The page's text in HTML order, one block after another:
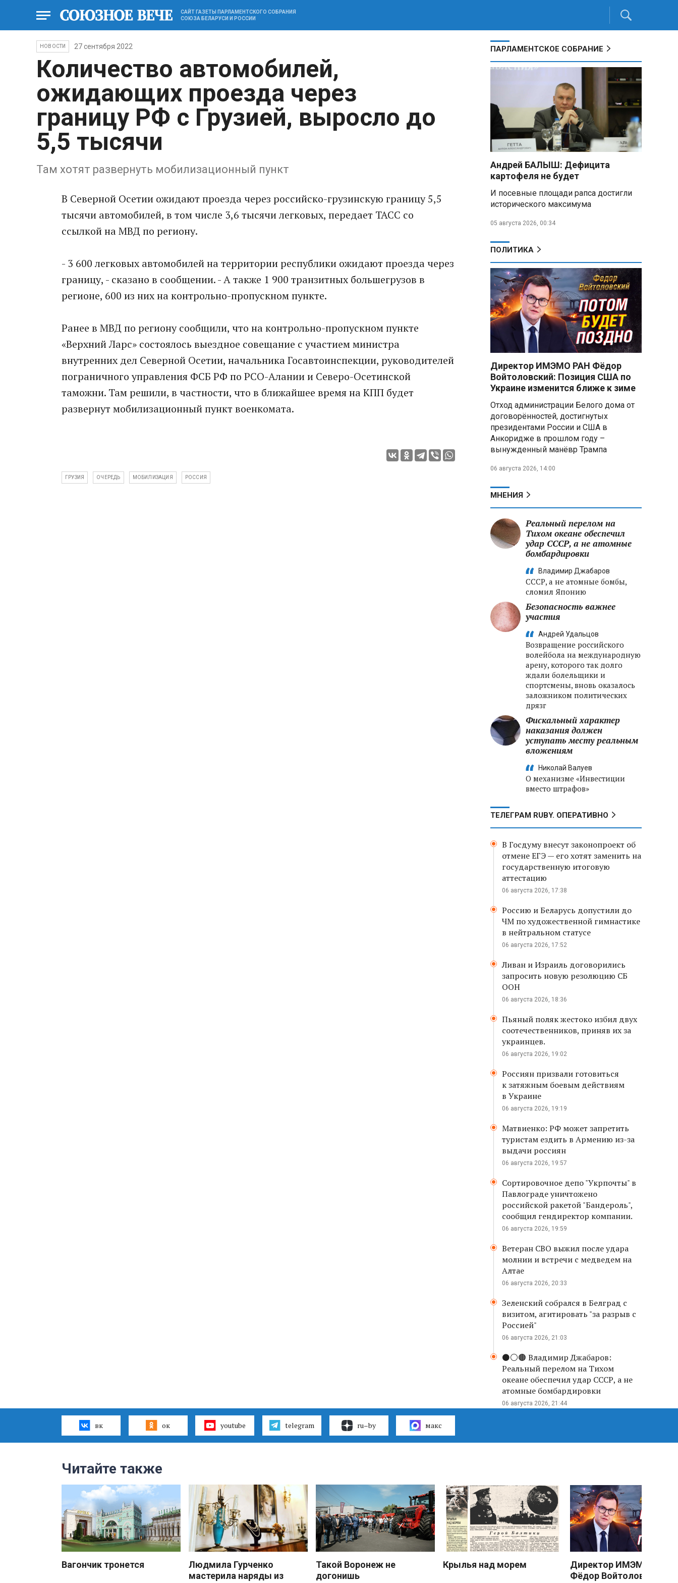
САЙТ ГАЗЕТЫ ПАРЛАМЕНТСКОГО СОБРАНИЯ
СОЮЗА БЕЛАРУСИ И РОССИИ
НОВОСТИ 27 сентября 2022
Количество автомобилей,
ожидающих проезда через
границу РФ с Грузией, выросло до
5,5 тысячи
Там хотят развернуть мобилизационный пункт
В Северной Осетии ожидают проезда через российско-грузинскую границу 5,5
тысячи автомобилей, в том числе 3,6 тысячи легковых, передает ТАСС со
ссылкой на МВД по региону.
- 3 600 легковых автомобилей на территории республики ожидают проезда через
границу, - сказано в сообщении. - А также 1 900 транзитных большегрузов в
регионе, 600 из них на контрольно-пропускном пункте.
Ранее в МВД по региону сообщили, что на контрольно-пропускном пункте
«Верхний Ларс» состоялось выездное совещание с участием министра
внутренних дел Северной Осетии, начальника Госавтоинспекции, руководителей
пограничного управления ФСБ РФ по РСО-Алании и Северо-Осетинской
таможни. Там решили, в частности, что в ближайшее время на КПП будет
развернут мобилизационный пункт военкомата.
ГРУЗИЯ ОЧЕРЕДЬ МОБИЛИЗАЦИЯ РОССИЯ
ПАРЛАМЕНТСКОЕ СОБРАНИЕ
Андрей БАЛЫШ: Дефицита
картофеля не будет
И посевные площади рапса достигли
исторического максимума
05 августа 2026, 00:34
ПОЛИТИКА
Директор ИМЭМО РАН Фёдор
Войтоловский: Позиция США по
Украине изменится ближе к зиме
Отход администрации Белого дома от
договорённостей, достигнутых
президентами России и США в
Анкоридже в прошлом году –
вынужденный манёвр Трампа
06 августа 2026, 14:00
МНЕНИЯ
Реальный перелом на
Тихом океане обеспечил
удар СССР, а не атомные
бомбардировки
Владимир Джабаров
СССР, а не атомные бомбы,
сломил Японию
Безопасность важнее
участия
Андрей Удальцов
Возвращение российского
волейбола на международную
арену, которого так долго
ждали болельщики и
спортсмены, вновь оказалось
заложником политических
дрязг
Фискальный характер
наказания должен
уступать месту реальным
вложениям
Николай Валуев
О механизме «Инвестиции
вместо штрафов»
ТЕЛЕГРАМ RUBY. ОПЕРАТИВНО
В Госдуму внесут законопроект об
отмене ЕГЭ — его хотят заменить на
государственную итоговую
аттестацию
06 августа 2026, 17:38
Россию и Беларусь допустили до
ЧМ по художественной гимнастике
в нейтральном статусе
06 августа 2026, 17:52
Ливан и Израиль договорились
запросить новую резолюцию СБ
ООН
06 августа 2026, 18:36
Пьяный поляк жестоко избил двух
соотечественников, приняв их за
украинцев.
06 августа 2026, 19:02
Россиян призвали готовиться
к затяжным боевым действиям
в Украине
06 августа 2026, 19:19
Матвиенко: РФ может запретить
туристам ездить в Армению из-за
выдачи россиян
06 августа 2026, 19:57
Сортировочное депо "Укрпочты" в
Павлограде уничтожено
российской ракетой "Бандероль",
сообщил гендиректор компании.
06 августа 2026, 19:59
Ветеран СВО выжил после удара
молнии и встречи с медведем на
Алтае
06 августа 2026, 20:33
Зеленский собрался в Белград с
визитом, агитировать "за разрыв с
Россией"
06 августа 2026, 21:03
⚫️⚪️🟤 Владимир Джабаров:
Реальный перелом на Тихом
океане обеспечил удар СССР, а не
атомные бомбардировки
06 августа 2026, 21:44
вк ок youtube telegram ru–by макс
Читайте также
Вагончик тронется
Людмила Гурченко
мастерила наряды из
Такой Воронеж не
догонишь
Крылья над морем
Директор ИМЭМО РАН
Фёдор Войтоловский: